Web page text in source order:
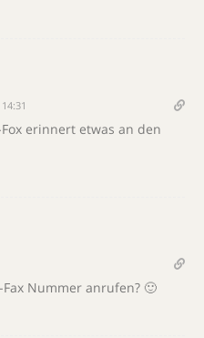
erinnert etwas an den
Nummer anrufen? 🙂